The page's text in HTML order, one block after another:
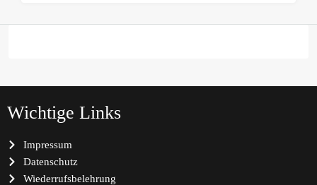
Wichtige Links
Impressum
Datenschutz
Wiederrufsbelehrung